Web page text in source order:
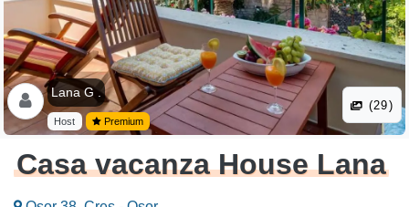
Lana G .
Host Premium
(29)
Casa vacanza House Lana